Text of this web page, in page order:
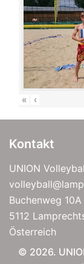
« ‹
Kontakt
UNION
Buchenweg 10A
5112
Österreich
© 2026.